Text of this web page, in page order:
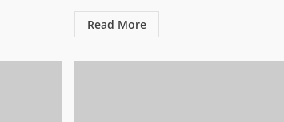
Read More